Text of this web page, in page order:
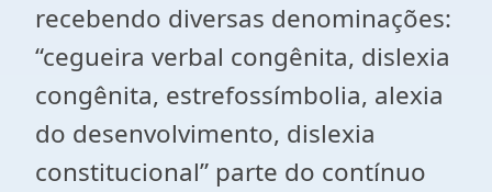
recebendo diversas denominações:
“cegueira verbal congênita, dislexia
congênita, estrefossímbolia, alexia
do desenvolvimento, dislexia
constitucional” parte do contínuo